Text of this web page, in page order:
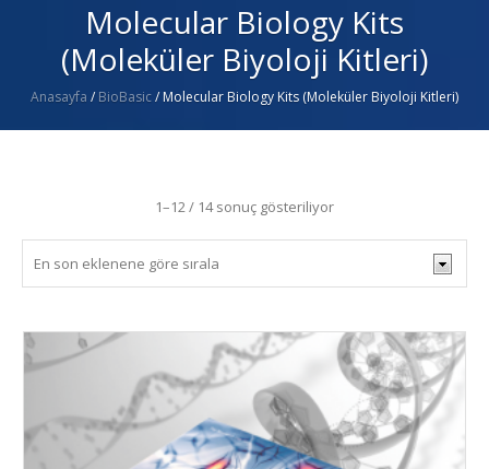
Molecular Biology Kits
(Moleküler Biyoloji Kitleri)
Anasayfa / BioBasic/ Molecular Biology Kits (Moleküler Biyoloji Kitleri)
1–12 / 14 sonuç gösteriliyor